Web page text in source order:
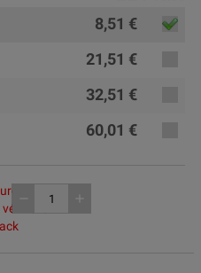
8,51 €
21,51 €
32,51 €
60,01 €
add
de stock,
un